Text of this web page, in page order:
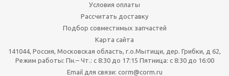
Условия оплаты
Рассчитать доставку
Подбор совместимых запчастей
Карта сайта
141044, Россия, Московская область, г.о.Мытищи, дер. Грибки, д 62,
Режим работы: Пн.– Чт.: с 8:30 до 17:15 Пятница: c 8:30 до 16:00
Email для связи: corm@corm.ru